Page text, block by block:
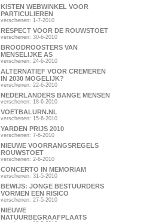
KISTEN WEBWINKEL VOOR
PARTICULIEREN
verschenen: 1-7-2010
RESPECT VOOR DE ROUWSTOET
verschenen: 30-6-2010
BROODROOSTERS VAN
MENSELIJKE AS
verschenen: 24-6-2010
ALTERNATIEF VOOR CREMEREN
IN 2030 MOGELIJK?
verschenen: 22-6-2010
NEDERLANDERS BANGE MENSEN
verschenen: 18-6-2010
VOETBALURN.NL
verschenen: 15-6-2010
YARDEN PRIJS 2010
verschenen: 7-6-2010
NIEUWE VOORRANGSREGELS
ROUWSTOET
verschenen: 2-6-2010
CONCERTO IN MEMORIAM
verschenen: 31-5-2010
BEWIJS: JONGE BESTUURDERS
VORMEN EEN RISICO
verschenen: 27-5-2010
NIEUWE
NATUURBEGRAAFPLAATS